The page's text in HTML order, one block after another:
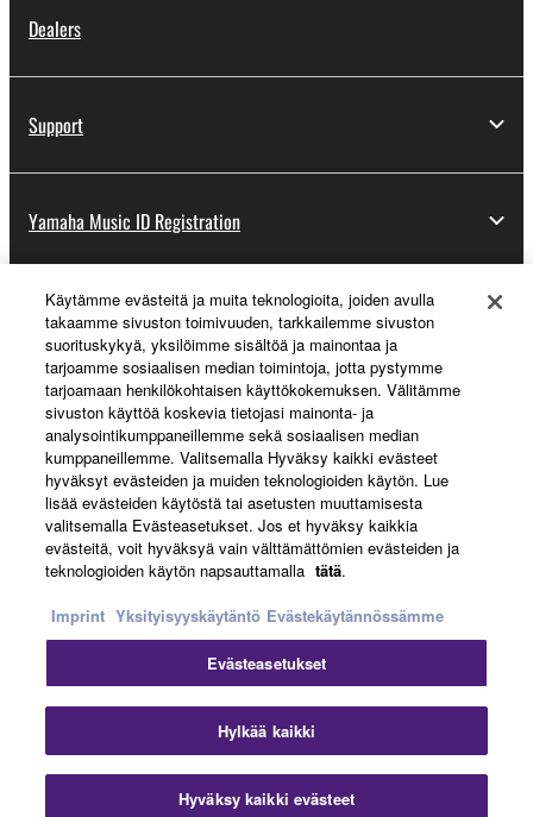
Dealers
Support
Yamaha Music ID Registration
About Yamaha
Suomi - English
Business
Ottaa yhteyttäKäyttöehdotTietosuojakäytäntö
EvästekäytäntöJälki
© Yamaha Corporation.
Käytämme evästeitä ja muita teknologioita, joiden avulla
takaamme sivuston toimivuuden, tarkkailemme sivuston
suorituskykyä, yksilöimme sisältöä ja mainontaa ja
tarjoamme sosiaalisen median toimintoja, jotta pystymme
tarjoamaan henkilökohtaisen käyttökokemuksen. Välitämme
sivuston käyttöä koskevia tietojasi mainonta- ja
analysointikumppaneillemme sekä sosiaalisen median
kumppaneillemme. Valitsemalla Hyväksy kaikki evästeet
hyväksyt evästeiden ja muiden teknologioiden käytön. Lue
lisää evästeiden käytöstä tai asetusten muuttamisesta
valitsemalla Evästeasetukset. Jos et hyväksy kaikkia
evästeitä, voit hyväksyä vain välttämättömien evästeiden ja
teknologioiden käytön napsauttamalla tätä.
Imprint Yksityisyyskäytäntö Evästekäytännössämme
Evästeasetukset
Hylkää kaikki
Hyväksy kaikki evästeet